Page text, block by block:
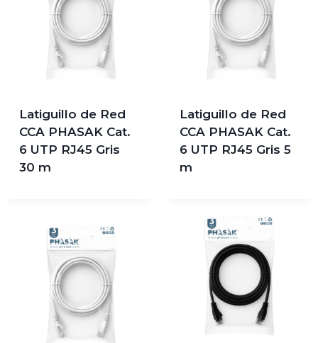
Latiguillo de Red
CCA PHASAK Cat.
6 UTP RJ45 Gris
30 m
Latiguillo de Red
CCA PHASAK Cat.
6 UTP RJ45 Gris 5
m